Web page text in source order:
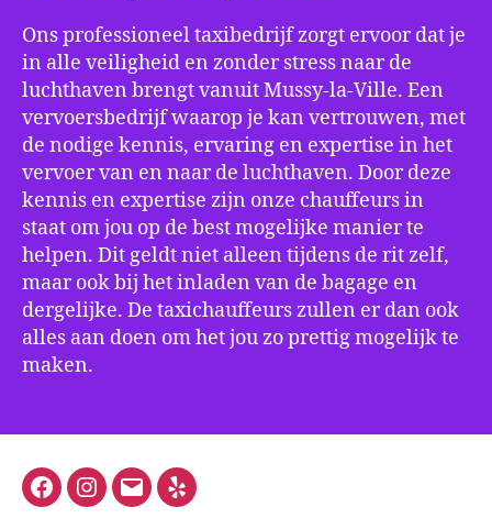
Ons professioneel taxibedrijf zorgt ervoor dat je
in alle veiligheid en zonder stress naar de
luchthaven brengt vanuit Mussy-la-Ville. Een
vervoersbedrijf waarop je kan vertrouwen, met
de nodige kennis, ervaring en expertise in het
vervoer van en naar de luchthaven. Door deze
kennis en expertise zijn onze chauffeurs in
staat om jou op de best mogelijke manier te
helpen. Dit geldt niet alleen tijdens de rit zelf,
maar ook bij het inladen van de bagage en
dergelijke. De taxichauffeurs zullen er dan ook
alles aan doen om het jou zo prettig mogelijk te
maken.
FacebookInstagram
E-
Yelp